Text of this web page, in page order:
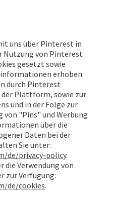
uns über Pinterest in
Nutzung von Pinterest
gesetzt sowie
erhoben.
durch Pinterest
der Plattform, sowie zur
und in der Folge zur
"Pins" und Werbung
über die
Daten bei der
Sie unter:
de/privacy-policy.
Verwendung von
zur Verfügung:
de/cookies.